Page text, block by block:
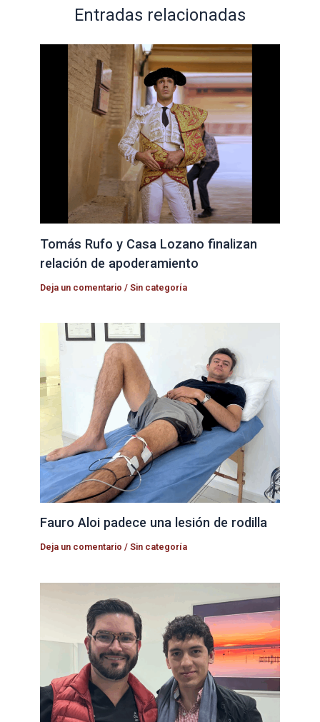
Entradas relacionadas
Tomás Rufo y Casa Lozano finalizan
relación de apoderamiento
Deja un comentario /Sin categoría
Fauro Aloi padece una lesión de rodilla
Deja un comentario /Sin categoría